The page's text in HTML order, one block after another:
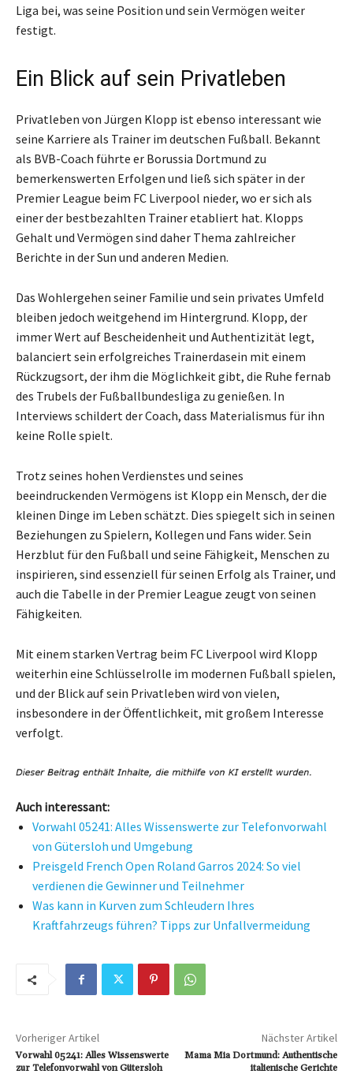
Liga bei, was seine Position und sein Vermögen weiter
festigt.
Ein Blick auf sein Privatleben
Privatleben von Jürgen Klopp ist ebenso interessant wie
seine Karriere als Trainer im deutschen Fußball. Bekannt
als BVB-Coach führte er Borussia Dortmund zu
bemerkenswerten Erfolgen und ließ sich später in der
Premier League beim FC Liverpool nieder, wo er sich als
einer der bestbezahlten Trainer etabliert hat. Klopps
Gehalt und Vermögen sind daher Thema zahlreicher
Berichte in der Sun und anderen Medien.
Das Wohlergehen seiner Familie und sein privates Umfeld
bleiben jedoch weitgehend im Hintergrund. Klopp, der
immer Wert auf Bescheidenheit und Authentizität legt,
balanciert sein erfolgreiches Trainerdasein mit einem
Rückzugsort, der ihm die Möglichkeit gibt, die Ruhe fernab
des Trubels der Fußballbundesliga zu genießen. In
Interviews schildert der Coach, dass Materialismus für ihn
keine Rolle spielt.
Trotz seines hohen Verdienstes und seines
beeindruckenden Vermögens ist Klopp ein Mensch, der die
kleinen Dinge im Leben schätzt. Dies spiegelt sich in seinen
Beziehungen zu Spielern, Kollegen und Fans wider. Sein
Herzblut für den Fußball und seine Fähigkeit, Menschen zu
inspirieren, sind essenziell für seinen Erfolg als Trainer, und
auch die Tabelle in der Premier League zeugt von seinen
Fähigkeiten.
Mit einem starken Vertrag beim FC Liverpool wird Klopp
weiterhin eine Schlüsselrolle im modernen Fußball spielen,
und der Blick auf sein Privatleben wird von vielen,
insbesondere in der Öffentlichkeit, mit großem Interesse
verfolgt.
Auch interessant:
Vorwahl 05241: Alles Wissenswerte zur Telefonvorwahl
von Gütersloh und Umgebung
Preisgeld French Open Roland Garros 2024: So viel
verdienen die Gewinner und Teilnehmer
Was kann in Kurven zum Schleudern Ihres
Kraftfahrzeugs führen? Tipps zur Unfallvermeidung
Vorheriger Artikel
Vorwahl 05241: Alles Wissenswerte
zur Telefonvorwahl von Gütersloh
Nächster Artikel
Mama Mia Dortmund: Authentische
italienische Gerichte